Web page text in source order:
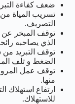
ضعف كفاءة
تسريب المياة من
التصريف.
توقف المبخر عن
الذي يصاحبه
توقف التبريد
الضغط و تلف
توقف عمل
منها.
ارتفاع استهلاك
للاستهلاك.